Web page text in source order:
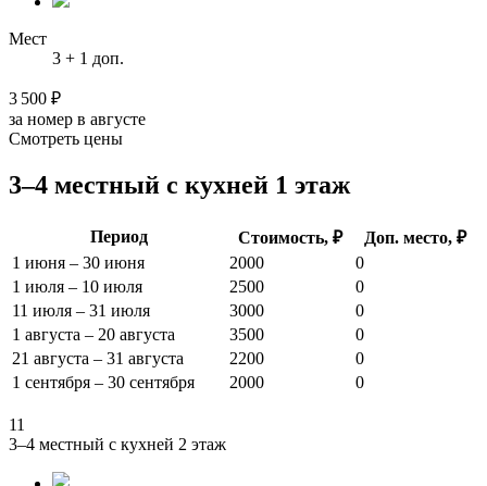
Мест
3 + 1 доп.
3 500 ₽
за номер в августе
Смотреть цены
3–4 местный с кухней 1 этаж
Период Стоимость, ₽
Доп. место, ₽
1 июня – 30 июня
2000
0
1 июля – 10 июля
2500
0
11 июля – 31 июля
3000
0
1 августа – 20 августа
3500
0
21 августа – 31 августа
2200
0
1 сентября – 30 сентября
2000 0
11
3–4 местный с кухней 2 этаж